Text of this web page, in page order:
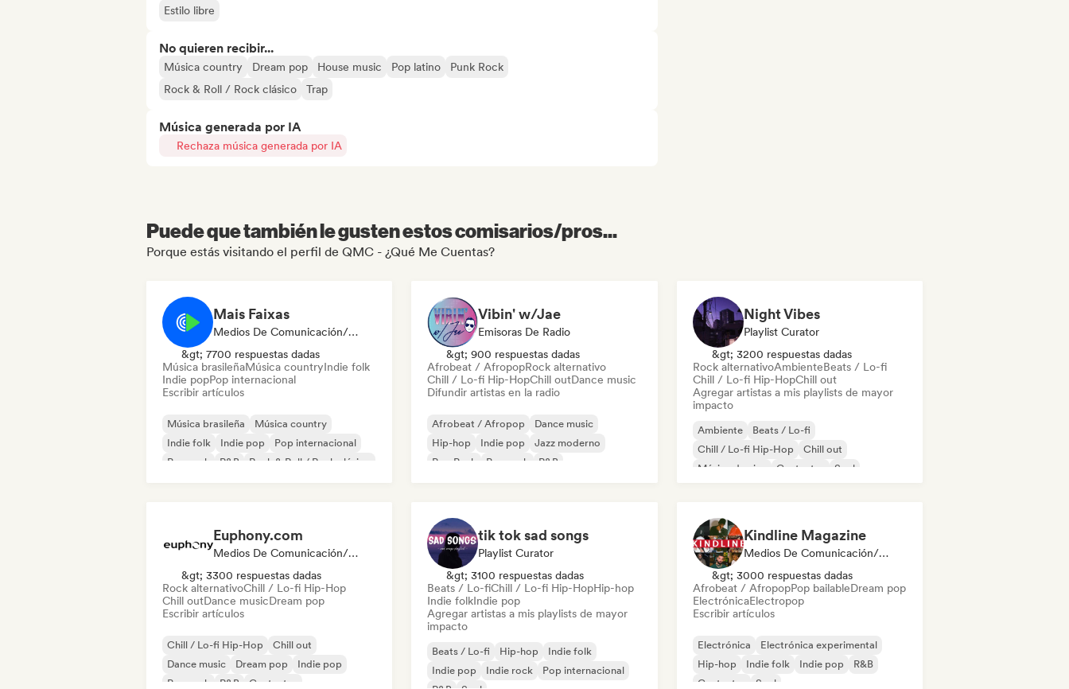
Estilo libre
No quieren recibir...
Música country Dream pop House music Pop latino
Punk Rock
Rock & Roll / Rock clásico
Trap
Música generada por IA
Rechaza música generada por IA
Puede que también le gusten estos comisarios/pros...
Porque estás visitando el perfil de QMC - ¿Qué Me Cuentas?
Mais Faixas
Medios De Comunicación/Periodista
&gt; 7700 respuestas dadas
Música brasileñaMúsica countryIndie folk
Indie popPop internacional
Escribir artículos
Música brasileña
Música country
Indie folk
Indie pop
Pop internacional
Pop rock
R&B Rock & Roll / Rock clásico
Vibin' w/Jae
Emisoras De Radio
&gt; 900 respuestas dadas
Afrobeat / AfropopRock alternativo
Chill / Lo-fi Hip-HopChill outDance music
Difundir artistas en la radio
Afrobeat / Afropop
Dance music
Hip-hop
Indie pop
Jazz moderno
Pop Punk
Pop rock R&B
Night Vibes
Playlist Curator
&gt; 3200 respuestas dadas
Rock alternativoAmbienteBeats / Lo-fi
Chill / Lo-fi Hip-HopChill out
Agregar artistas a mis playlists de mayor
impacto
Ambiente
Beats / Lo-fi
Chill / Lo-fi Hip-Hop
Chill out
Música de cine
Cantautor
Soul
Euphony.com
Medios De Comunicación/Periodista
&gt; 3300 respuestas dadas
Rock alternativoChill / Lo-fi Hip-Hop
Chill outDance musicDream pop
Escribir artículos
Chill / Lo-fi Hip-Hop
Chill out
Dance music
Dream pop
Indie pop
Pop rock
R&B Cantautor
tik tok sad songs
Playlist Curator
&gt; 3100 respuestas dadas
Beats / Lo-fiChill / Lo-fi Hip-HopHip-hop
Indie folkIndie pop
Agregar artistas a mis playlists de mayor
impacto
Beats / Lo-fi Hip-hop
Indie folk
Indie pop
Indie rock
Pop internacional
Kindline Magazine
Medios De Comunicación/Periodista
&gt; 3000 respuestas dadas
Afrobeat / AfropopPop bailableDream pop
ElectrónicaElectropop
Escribir artículos
Electrónica
Electrónica experimental
Hip-hop
Indie folk Indie pop
R&B
Cantautor
Soul